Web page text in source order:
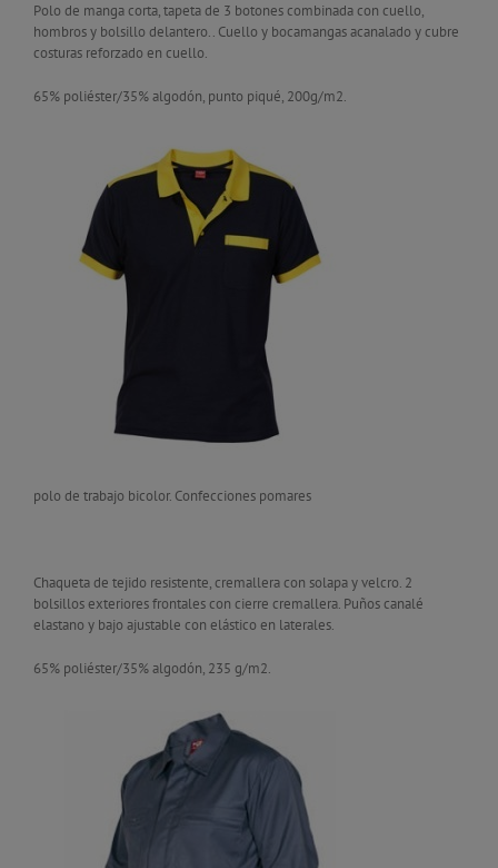
Polo de manga corta, tapeta de 3 botones combinada con cuello,
hombros y bolsillo delantero.. Cuello y bocamangas acanalado y cubre
costuras reforzado en cuello.
65% poliéster/35% algodón, punto piqué, 200g/m2.
polo de trabajo bicolor. Confecciones pomares
Chaqueta de tejido resistente, cremallera con solapa y velcro. 2
bolsillos exteriores frontales con cierre cremallera. Puños canalé
elastano y bajo ajustable con elástico en laterales.
65% poliéster/35% algodón, 235 g/m2.